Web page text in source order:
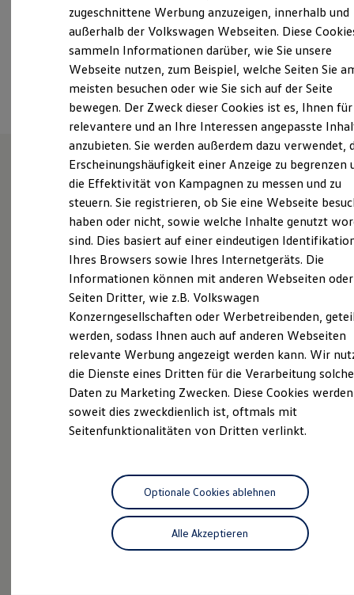
Service-Vorteile bei Volkswagen Nutzfahrzeuge
Economy Service
Räder & Reifen Service
Ersatzfahrzeuge
Notdienst und Pannenhilfe
Software, Konnektivität & Apps
California App
VW Connect für Ihren ID. Buzz
VW Connect für Ihren Transporter/Caravelle
VW Connect für Ihren Amarok
VW Connect für andere Modelle
Connect Pro
Fleet Interface Data
Multistop Pathfinder
Übersicht Software Updates
Hilfreiches für Besitzer
Fahrerassistenz- und Sicherheitssysteme
Kontrollleuchten
Kurzfahrprofile und Ölverdünnung
Batterieverordnung
XTL-Dieselkraftstoff
Ersatzteile und Betriebsflüssigkeiten
Original Zubehör und Lifestyle Produkte
myVolkswagen Business
Elektrisch & Autonom
Elektro - & Hybridfahrzeuge
Klimafreundlicher Strom
Ladezeitensimulator
Ladelösungen für Privatkunden
Ladelösungen für Gewerbekunden
Wallbox und Ladekabel
Bidirektionales Laden
Förderung & Kosten der Elektrofahrzeuge
Ansprechpartner
Termin vereinbaren
Unsere Leistungenim
Überblick
NeuwagenNutzfahrzeuge
Neuwagen Caddy - Multivan -
California
ID.Buzz
Service
ServicePlus
ProfiPartner für
Gebrauchtwagen
Service
zugeschnittene Werbung anzuzeigen, innerhalb und
außerhalb der Volkswagen Webseiten. Diese
sammeln Informationen darüber, wie Sie unsere
Webseite nutzen, zum Beispiel, welche Seiten Sie
meisten besuchen oder wie Sie sich auf der Seite
bewegen. Der Zweck dieser Cookies ist es, Ihnen für
relevantere und an Ihre Interessen angepasste
anzubieten. Sie werden außerdem dazu verwendet,
Erscheinungshäufigkeit einer Anzeige zu begrenzen
die Effektivität von Kampagnen zu messen und zu
steuern. Sie registrieren, ob Sie eine Webseite
haben oder nicht, sowie welche Inhalte genutzt
sind. Dies basiert auf einer eindeutigen
Ihres Browsers sowie Ihres Internetgeräts. Die
Informationen können mit anderen Webseiten oder
Seiten Dritter, wie z.B. Volkswagen
Konzerngesellschaften oder Werbetreibenden,
werden, sodass Ihnen auch auf anderen Webseiten
relevante Werbung angezeigt werden kann. Wir
die Dienste eines Dritten für die Verarbeitung
Daten zu Marketing Zwecken. Diese Cookies
soweit dies zweckdienlich ist, oftmals mit
Seitenfunktionalitäten von Dritten verlinkt.
Alle Akzeptieren
Optionale Cookies ablehnen